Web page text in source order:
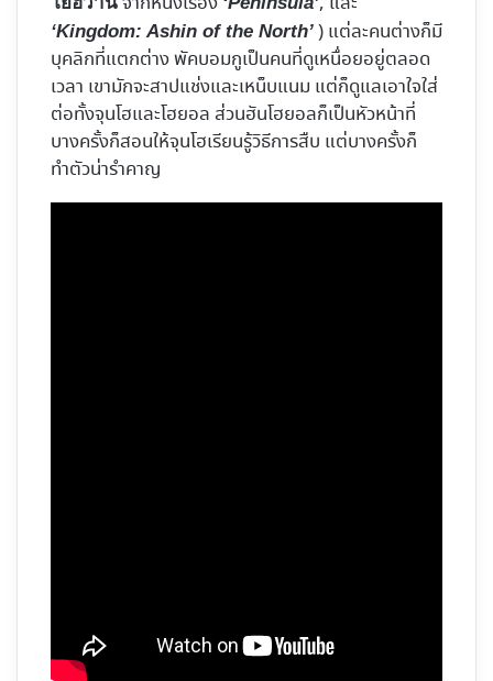
‘Kingdom: Ashin of the North’ ) แต่ละคนต่างก็มี
บุคลิกที่แตกต่าง พัคบอมกูเป็นคนที่ดูเหนื่อยอยู่ตลอด
เวลา เขามักจะสาปแช่งและเหน็บแนม แต่ก็ดูแลเอาใจใส่
ต่อทั้งจุนโฮและโฮยอล ส่วนฮันโฮยอลก็เป็นหัวหน้าที่
บางครั้งก็สอนให้จุนโฮเรียนรู้วิธีการสืบ แต่บางครั้งก็
ทำตัวน่ารำคาญ